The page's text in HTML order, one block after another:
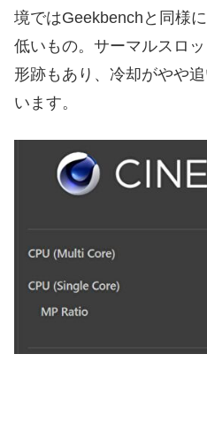
境ではGeekbenchと同様
低いもの。サーマルスロ
形跡もあり、冷却がやや
います。